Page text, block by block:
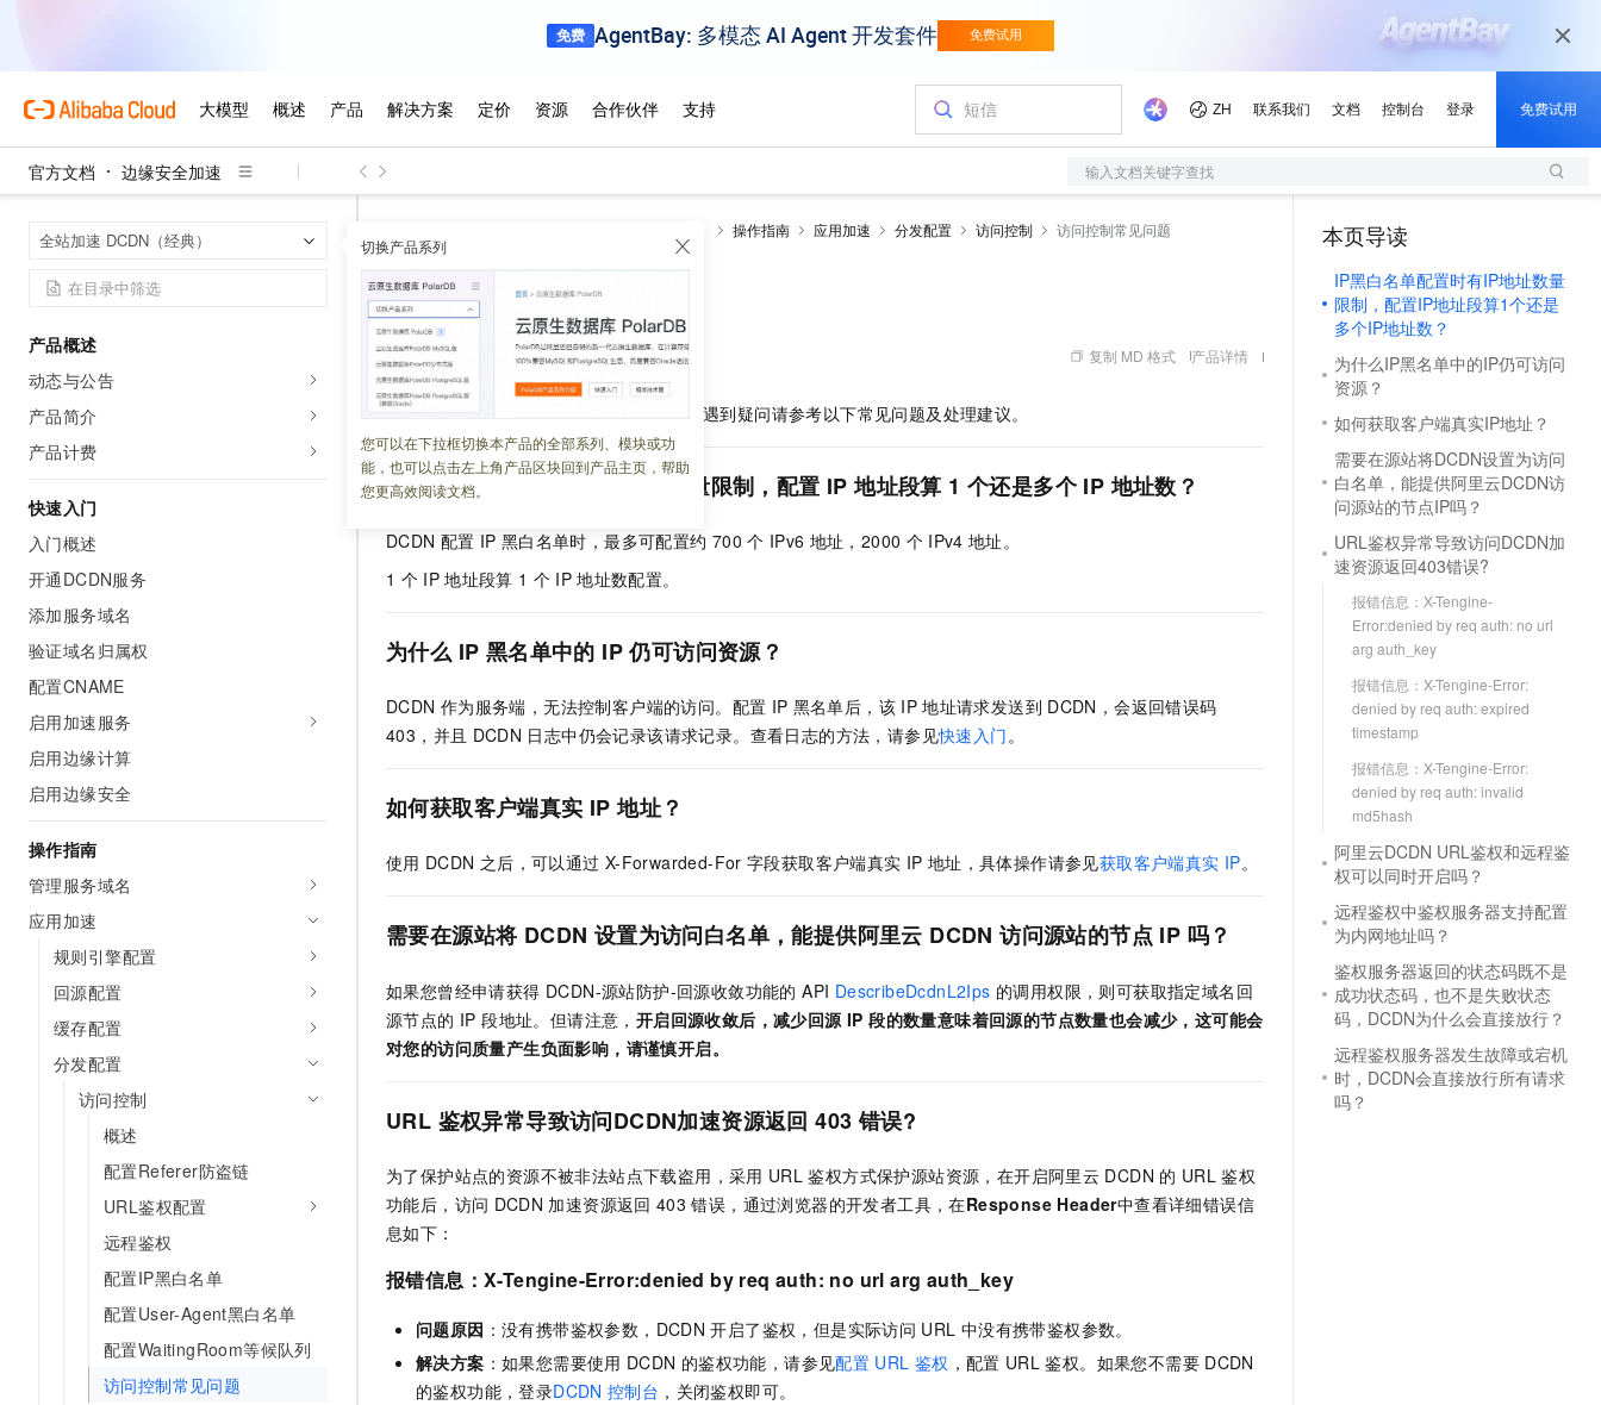
官方文档 边缘安全加速 输入文档关键字查找
全站加速 DCDN（经典） 切换产品系列
您可以在下拉框切换本产品的全部系列、模块或功
能，也可以点击左上角产品区块回到产品主页，帮助
您更高效阅读文档。
产品概述
动态与公告
产品简介
产品计费
快速入门
入门概述
开通DCDN服务
添加服务域名
验证域名归属权
配置CNAME
启用加速服务
启用边缘计算
启用边缘安全
操作指南
管理服务域名
应用加速
规则引擎配置
回源配置
缓存配置
分发配置
访问控制
概述
配置Referer防盗链
URL鉴权配置
远程鉴权
配置IP黑白名单
配置User-Agent黑白名单
配置WaitingRoom等候队列
访问控制常见问题
操作指南 应用加速 分发配置 访问控制 访问控制常见问题
访问控制常见问题
更新时间： 2026-07-29 07:05:15 复制 MD 格式 产品详情
配置限制访问 资源的用户时，如果遇到疑问请参考以下常见问题及处理建议。
IP 黑白名单配置时有 IP 地址数量限制，配置 IP 地址段算 1 个还是多个 IP 地址数？
DCDN 配置 IP 黑白名单时，最多可配置约 700 个 IPv6 地址，2000 个 IPv4 地址。
1 个 IP 地址段算 1 个 IP 地址数配置。
为什么 IP 黑名单中的 IP 仍可访问资源？
DCDN 作为服务端，无法控制客户端的访问。配置 IP 黑名单后，该 IP 地址请求发送到 DCDN ，会返回错误码
403，并且 DCDN 日志中仍会记录该请求记录。查看日志的方法，请参见快速入门。
如何获取客户端真实 IP 地址？
使用 DCDN 之后，可以通过 X-Forwarded-For 字段获取客户端真实 IP 地址，具体操作请参见获取客户端真实 IP。
需要在源站将 DCDN 设置为访问白名单，能提供阿里云 DCDN 访问源站的节点 IP 吗？
如果您曾经申请获得 DCDN-源站防护-回源收敛功能的 API DescribeDcdnL2Ips 的调用权限，则可获取指定域名回
源节点的 IP 段地址。但请注意， 开启回源收敛后，减少回源 IP 段的数量意味着回源的节点数量也会减少，这可能会
对您的访问质量产生负面影响，请谨慎开启。
URL 鉴权异常导致访问DCDN加速资源返回 403 错误?
为了保护站点的资源不被非法站点下载盗用，采用 URL 鉴权方式保护源站资源，在开启阿里云 DCDN 的 URL 鉴权
功能后，访问 DCDN 加速资源返回 403 错误，通过浏览器的开发者工具，在Response Header中查看详细错误信
息如下：
报错信息： X-Tengine-Error:denied by req auth: no url arg auth_key
问题原因 ：没有携带鉴权参数， DCDN 开启了鉴权，但是实际访问 URL 中没有携带鉴权参数。
解决方案 ：如果您需要使用 DCDN 的鉴权功能，请参见配置 URL 鉴权 ，配置 URL 鉴权。如果您不需要 DCDN
的鉴权功能，登录DCDN 控制台 ，关闭鉴权即可。
本页导读
IP黑白名单配置时有IP地址数量
限制，配置IP地址段算1个还是
多个IP地址数？
为什么IP黑名单中的IP仍可访问
资源？
如何获取客户端真实IP地址？
需要在源站将DCDN设置为访问
白名单，能提供阿里云DCDN访
问源站的节点IP吗？
URL鉴权异常导致访问DCDN加
速资源返回403错误?
报错信息：X-Tengine-
Error:denied by req auth: no url
arg auth_key
报错信息：X-Tengine-Error:
denied by req auth: expired
timestamp
报错信息：X-Tengine-Error:
denied by req auth: invalid
md5hash
阿里云DCDN URL鉴权和远程鉴
权可以同时开启吗？
远程鉴权中鉴权服务器支持配置
为内网地址吗？
鉴权服务器返回的状态码既不是
成功状态码，也不是失败状态
码，DCDN为什么会直接放行？
远程鉴权服务器发生故障或宕机
时，DCDN会直接放行所有请求
吗？